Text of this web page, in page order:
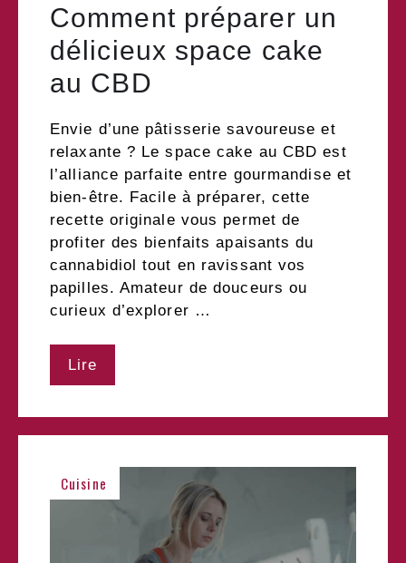
Comment préparer un
délicieux space cake
au CBD
Envie d’une pâtisserie savoureuse et
relaxante ? Le space cake au CBD est
l’alliance parfaite entre gourmandise et
bien-être. Facile à préparer, cette
recette originale vous permet de
profiter des bienfaits apaisants du
cannabidiol tout en ravissant vos
papilles. Amateur de douceurs ou
curieux d’explorer …
Lire
Cuisine